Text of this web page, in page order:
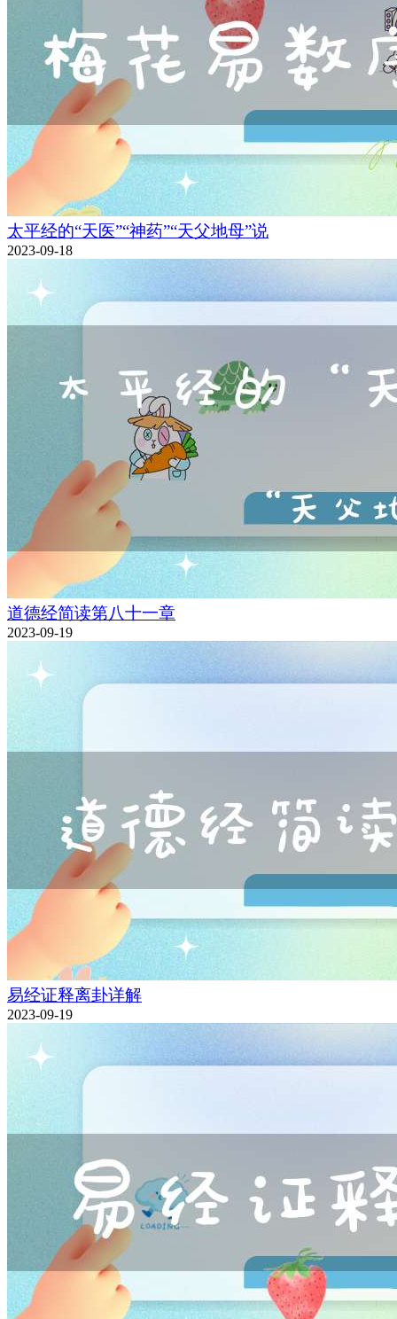
太平经的“天医”“神药”“天父地母”说
2023-09-18
道德经简读第八十一章
2023-09-19
易经证释离卦详解
2023-09-19